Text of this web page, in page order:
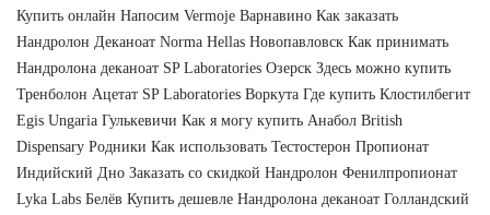
Купить онлайн Напосим Vermoje Варнавино Как заказать
Нандролон Деканоат Norma Hellas Новопавловск Как принимать
Нандролона деканоат SP Laboratories Озерск Здесь можно купить
Тренболон Ацетат SP Laboratories Воркута Где купить Клостилбегит
Egis Ungaria Гулькевичи Как я могу купить Анабол British
Dispensary Родники Как использовать Тестостерон Пропионат
Индийский Дно Заказать со скидкой Нандролон Фенилпропионат
Lyka Labs Белёв Купить дешевле Нандролона деканоат Голландский